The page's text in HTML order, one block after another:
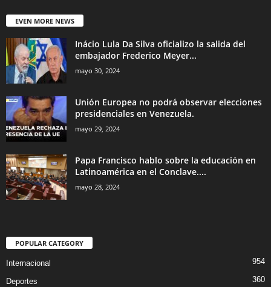
EVEN MORE NEWS
Inácio Lula Da Silva oficializo la salida del
embajador Frederico Meyer...
mayo 30, 2024
Unión Europea no podrá observar elecciones
presidenciales en Venezuela.
mayo 29, 2024
Papa Francisco hablo sobre la educación en
Latinoamérica en el Conclave....
mayo 28, 2024
POPULAR CATEGORY
Internacional 954
Deportes 360